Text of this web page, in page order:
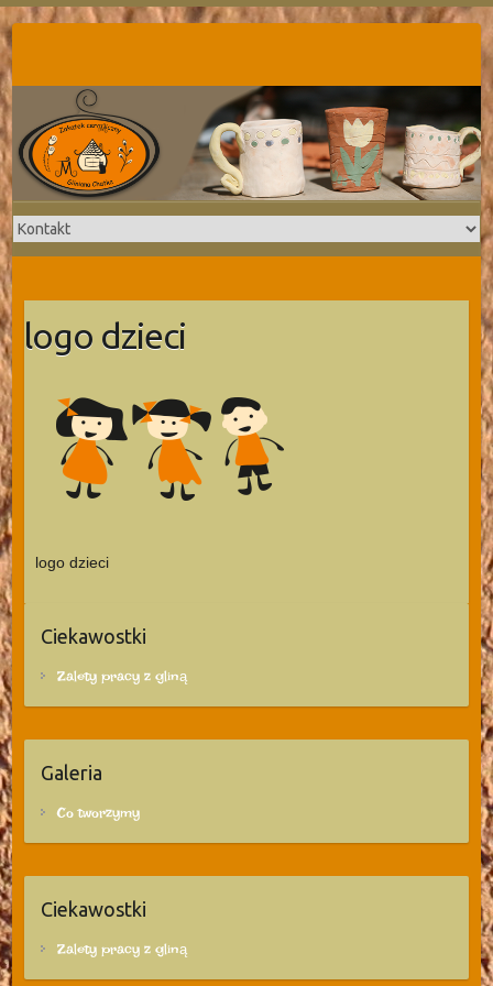
Skip
to
content
logo dzieci
logo dzieci
Ciekawostki
Zalety pracy z gliną
Galeria
Co tworzymy
Ciekawostki
Zalety pracy z gliną